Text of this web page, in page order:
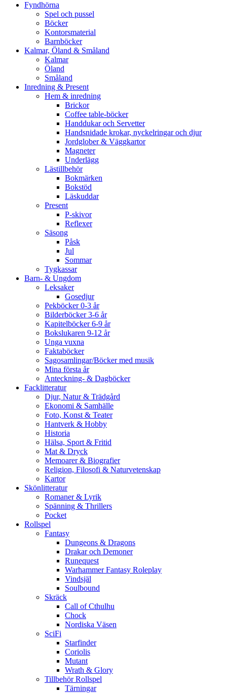
Fyndhörna
Spel och pussel
Böcker
Kontorsmaterial
Barnböcker
Kalmar, Öland & Småland
Kalmar
Öland
Småland
Inredning & Present
Hem & inredning
Brickor
Coffee table-böcker
Handdukar och Servetter
Handsnidade krokar, nyckelringar och djur
Jordglober & Väggkartor
Magneter
Underlägg
Lästillbehör
Bokmärken
Bokstöd
Läskuddar
Present
P-skivor
Reflexer
Säsong
Påsk
Jul
Sommar
Tygkassar
Barn- & Ungdom
Leksaker
Gosedjur
Pekböcker 0-3 år
Bilderböcker 3-6 år
Kapitelböcker 6-9 år
Bokslukaren 9-12 år
Unga vuxna
Faktaböcker
Sagosamlingar/Böcker med musik
Mina första år
Anteckning- & Dagböcker
Facklitteratur
Djur, Natur & Trädgård
Ekonomi & Samhälle
Foto, Konst & Teater
Hantverk & Hobby
Historia
Hälsa, Sport & Fritid
Mat & Dryck
Memoarer & Biografier
Religion, Filosofi & Naturvetenskap
Kartor
Skönlitteratur
Romaner & Lyrik
Spänning & Thrillers
Pocket
Rollspel
Fantasy
Dungeons & Dragons
Drakar och Demoner
Runequest
Warhammer Fantasy Roleplay
Vindsjäl
Soulbound
Skräck
Call of Cthulhu
Chock
Nordiska Väsen
SciFi
Starfinder
Coriolis
Mutant
Wrath & Glory
Tillbehör Rollspel
Tärningar